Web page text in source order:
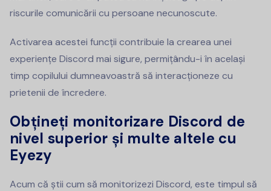
riscurile comunicării cu persoane necunoscute.
Activarea acestei funcții contribuie la crearea unei
experiențe Discord mai sigure, permițându-i în același
timp copilului dumneavoastră să interacționeze cu
prietenii de încredere.
Obțineți monitorizare Discord de
nivel superior și multe altele cu
Eyezy
Acum că știi cum să monitorizezi Discord, este timpul să